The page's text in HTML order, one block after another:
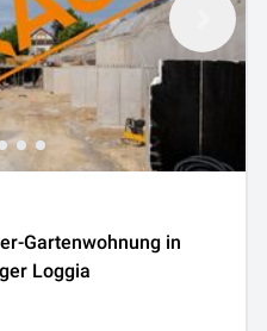
Gartenwohnung in
Loggia